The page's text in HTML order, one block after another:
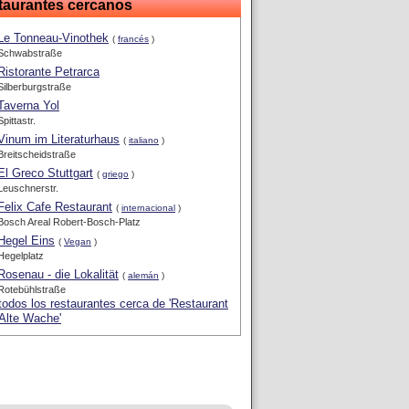
cercanos
Le Tonneau-Vinothek ( francés )
Ristorante Petrarca
Yol
im Literaturhaus ( italiano )
El Greco Stuttgart ( griego )
Felix Cafe Restaurant ( internacional )
Areal Robert-Bosch-Platz
Hegel Eins ( Vegan )
Rosenau - die Lokalität ( alemán )
los restaurantes cerca de 'Restaurant
Wache'